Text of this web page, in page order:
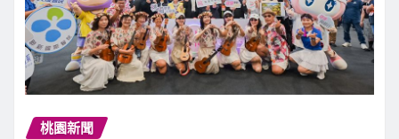
桃園新聞